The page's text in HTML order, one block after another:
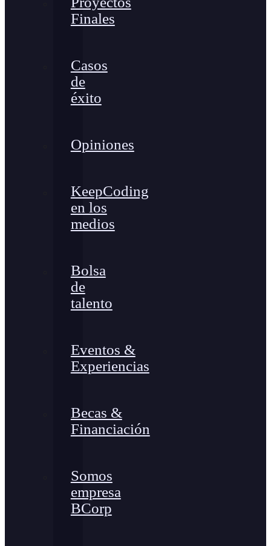
Finales
Casos
de
éxito
Opiniones
KeepCoding
en los
medios
Bolsa
de
talento
Eventos &
Experiencias
Becas &
Financiación
Somos
empresa
BCorp